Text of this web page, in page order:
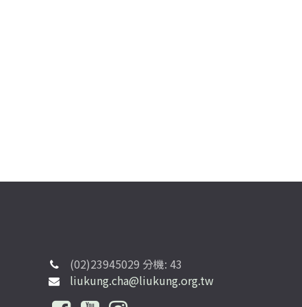
(02)23945029 分機: 43
liukung.cha@liukung.org.tw